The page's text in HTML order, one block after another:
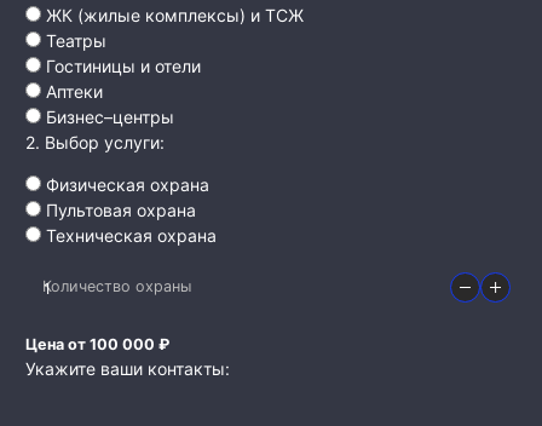
ЖК (жилые комплексы) и ТСЖ
Театры
Гостиницы и отели
Аптеки
Бизнес–центры
2. Выбор услуги:
Физическая охрана
Пультовая охрана
Техническая охрана
Количество охраны
Цена от 100 000 ₽
Укажите ваши контакты: